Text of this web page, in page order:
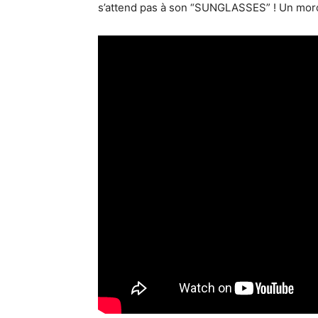
s’attend pas à son “SUNGLASSES” ! Un